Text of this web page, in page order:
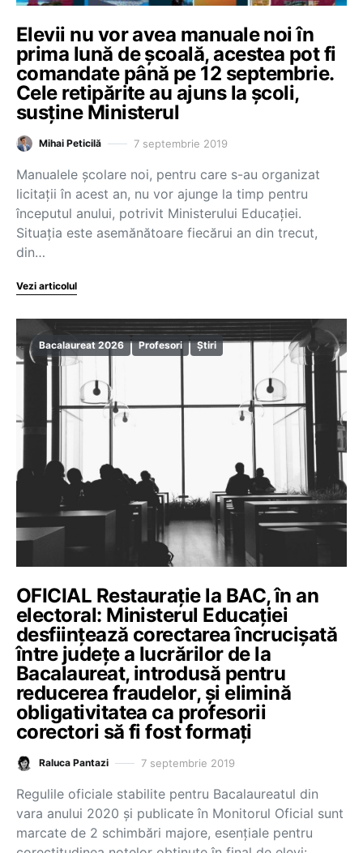
Elevii nu vor avea manuale noi în
prima lună de şcoală, acestea pot fi
comandate până pe 12 septembrie.
Cele retipărite au ajuns la şcoli,
susţine Ministerul
Mihai Peticilă 7 septembrie 2019
Manualele școlare noi, pentru care s-au organizat
licitaţii în acest an, nu vor ajunge la timp pentru
începutul anului, potrivit Ministerului Educaţiei.
Situaţia este asemănătoare fiecărui an din trecut,
din…
Vezi articolul
Bacalaureat 2026 Profesori Știri
OFICIAL Restaurație la BAC, în an
electoral: Ministerul Educației
desființează corectarea încrucișată
între județe a lucrărilor de la
Bacalaureat, introdusă pentru
reducerea fraudelor, și elimină
obligativitatea ca profesorii
corectori să fi fost formați
Raluca Pantazi 7 septembrie 2019
Regulile oficiale stabilite pentru Bacalaureatul din
vara anului 2020 și publicate în Monitorul Oficial sunt
marcate de 2 schimbări majore, esențiale pentru